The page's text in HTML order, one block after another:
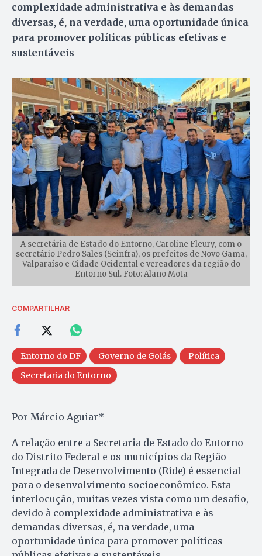
complexidade administrativa e às demandas
diversas, é, na verdade, uma oportunidade única
para promover políticas públicas efetivas e
sustentáveis
A secretária de Estado do Entorno, Caroline Fleury, com o
secretário Pedro Sales (Seinfra), os prefeitos de Novo Gama,
Valparaíso e Cidade Ocidental e vereadores da região do
Entorno Sul. Foto: Alano Mota
COMPARTILHAR
Entorno do DF Governo de Goiás
Política
Secretaria do Entorno
Por Márcio Aguiar*
A relação entre a Secretaria de Estado do Entorno
do Distrito Federal e os municípios da Região
Integrada de Desenvolvimento (Ride) é essencial
para o desenvolvimento socioeconômico. Esta
interlocução, muitas vezes vista como um desafio,
devido à complexidade administrativa e às
demandas diversas, é, na verdade, uma
oportunidade única para promover políticas